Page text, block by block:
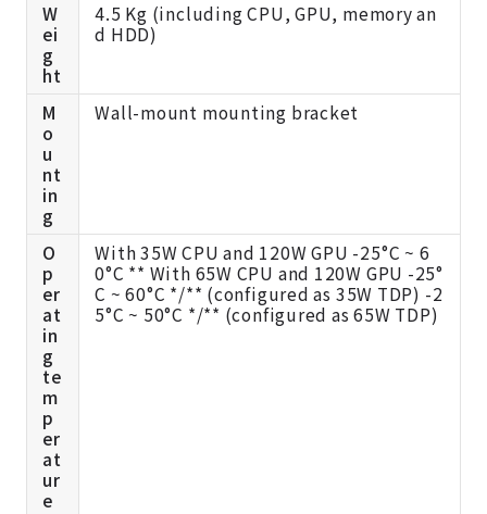
W
ei
g
ht
4.5 Kg (including CPU, GPU, memory an
d HDD)
M
o
u
nt
in
g
Wall-mount mounting bracket
O
p
er
at
in
g
te
m
p
er
at
ur
e
With 35W CPU and 120W GPU -25°C ~ 6
0°C ** With 65W CPU and 120W GPU -25°
C ~ 60°C */** (configured as 35W TDP) -2
5°C ~ 50°C */** (configured as 65W TDP)